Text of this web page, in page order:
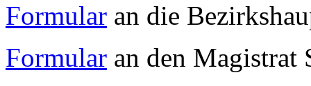
Formular an die
Formular an den Magistrat